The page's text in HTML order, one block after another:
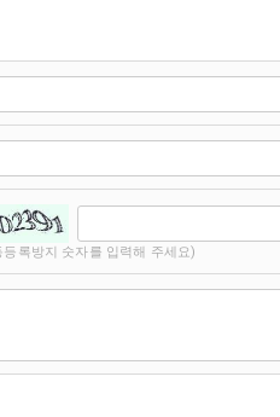
등록방지 숫자를 입력해 주세요)